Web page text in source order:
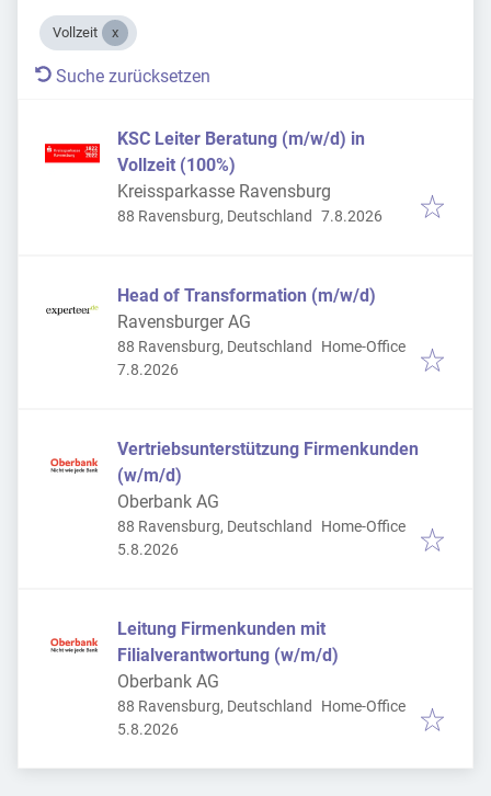
Vollzeit
Suche zurücksetzen
KSC Leiter Beratung (m/w/d) in
Vollzeit (100%)
Kreissparkasse Ravensburg
88 Ravensburg, Deutschland Veröffentlicht
7.8.2026
Head of Transformation (m/w/d)
Ravensburger AG
88 Ravensburg, Deutschland
Home-Office
Veröffentlicht
7.8.2026
Vertriebsunterstützung Firmenkunden
(w/m/d)
Oberbank AG
88 Ravensburg, Deutschland
Home-Office
Veröffentlicht
5.8.2026
Leitung Firmenkunden mit
Filialverantwortung (w/m/d)
Oberbank AG
88 Ravensburg, Deutschland
Home-Office
Veröffentlicht
5.8.2026